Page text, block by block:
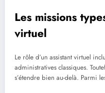
Les missions
virtuel
Le rôle d’un assistant virtuel
administratives classiques.
s’étendre bien au-delà. Parmi